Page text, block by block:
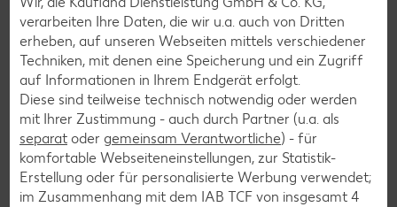
Muffin-Rezepte
Apfelkuchen-Rezepte
Schokokuchen-Rezepte
Torten-Rezepte
Eis-Rezepte
Pfannkuchen-Rezepte
Plätzchen-Rezepte
verarbeiten Ihre Daten, die wir u.a. auch von Dritten
erheben, auf unseren Webseiten mittels verschiedener
Techniken, mit denen eine Speicherung und ein Zugriff
auf Informationen in Ihrem Endgerät erfolgt.
Diese sind teilweise technisch notwendig oder werden
mit Ihrer Zustimmung - auch durch Partner (u.a. als
separat oder gemeinsam Verantwortliche) - für
komfortable Webseiteneinstellungen, zur Statistik-
Erstellung oder für personalisierte Werbung verwendet;
im Zusammenhang mit dem IAB TCF von insgesamt 4